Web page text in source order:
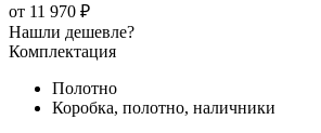
от 11 970 ₽
Нашли дешевле?
Комплектация
Полотно
Коробка, полотно, наличники